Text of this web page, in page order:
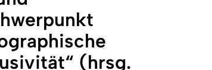
(hrsg.